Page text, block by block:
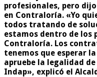
profesionales, pero
en Contraloría. «Yo
todos tratando de
estamos dentro de los
Contraloría. Los
tenemos que esperar
apruebe la legalidad
Indap», explicó el